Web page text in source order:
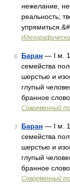
нежелание,
реальность;
6 Баран — I м.
семейства
шерстью и
глупый
бранное
Современный
7 Баран — I м.
семейства
шерстью и
глупый
бранное
Современный